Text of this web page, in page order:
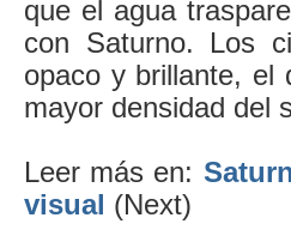
que el agua
con Saturno. Los
opaco y brillante, el
mayor densidad del
Leer más en:
visual (Next)